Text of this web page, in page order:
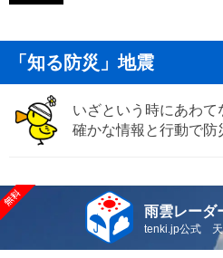
「知る防災」地震
いざという時にあわて
確かな情報と行動で防
雨雲レーダ
tenki.jp公式 天